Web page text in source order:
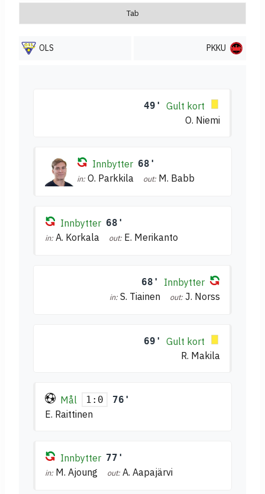
Tab
OLS PKKU
49'
Gult kort
O. Niemi
Innbytter 68'
in: O. Parkkila out: M. Babb
Innbytter 68'
in: A. Korkala out: E. Merikanto
68' Innbytter
in: S. Tiainen out: J. Norss
69'
Gult kort
R. Makila
Mål 1:0 76'
E. Raittinen
Innbytter 77'
in: M. Ajoung out: A. Aapajärvi